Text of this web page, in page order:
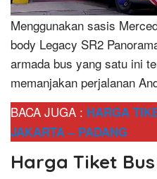
Menggunakan sasis
body Legacy SR2
armada bus yang satu ini
memanjakan perjalanan
BACA JUGA : HARGA
JAKARTA – PADANG
Harga Tiket Bus